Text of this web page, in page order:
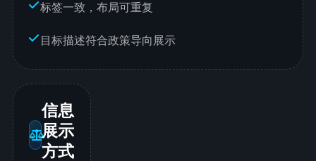
标签一致，布局可重复
目标描述符合政策导向展示
信息
展示
方式